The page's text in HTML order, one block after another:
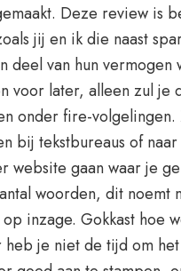
Deze review is
jij en ik die naast
deel van hun vermogen
voor later, alleen zul je
onder fire-volgelingen.
bij tekstbureaus of
website gaan waar je
woorden, dit noemt
inzage. Gokkast hoe
heb je niet de tijd om